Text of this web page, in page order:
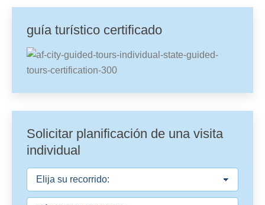
guía turístico certificado
Solicitar planificación de una visita
individual